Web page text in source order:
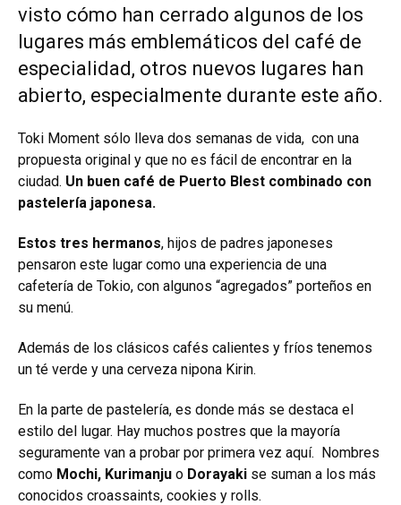
visto cómo han cerrado algunos de los
lugares más emblemáticos del café de
especialidad, otros nuevos lugares han
abierto, especialmente durante este año.
Toki Moment sólo lleva dos semanas de vida, con una
propuesta original y que no es fácil de encontrar en la
ciudad. Un buen café de Puerto Blest combinado con
pastelería japonesa.
Estos tres hermanos, hijos de padres japoneses
pensaron este lugar como una experiencia de una
cafetería de Tokio, con algunos “agregados” porteños en
su menú.
Además de los clásicos cafés calientes y fríos tenemos
un té verde y una cerveza nipona Kirin.
En la parte de pastelería, es donde más se destaca el
estilo del lugar. Hay muchos postres que la mayoría
seguramente van a probar por primera vez aquí. Nombres
como Mochi, Kurimanju o Dorayaki se suman a los más
conocidos croassaints, cookies y rolls.